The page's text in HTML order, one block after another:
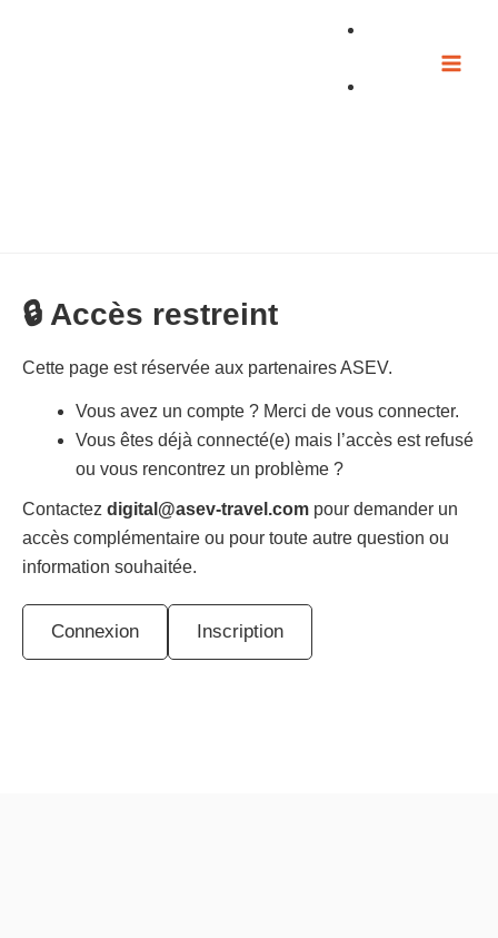
🔒 Accès restreint
Cette page est réservée aux partenaires ASEV.
Vous avez un compte ? Merci de vous connecter.
Vous êtes déjà connecté(e) mais l’accès est refusé
ou vous rencontrez un problème ?
Contactez digital@asev-travel.com pour demander un
accès complémentaire ou pour toute autre question ou
information souhaitée.
Connexion Inscription